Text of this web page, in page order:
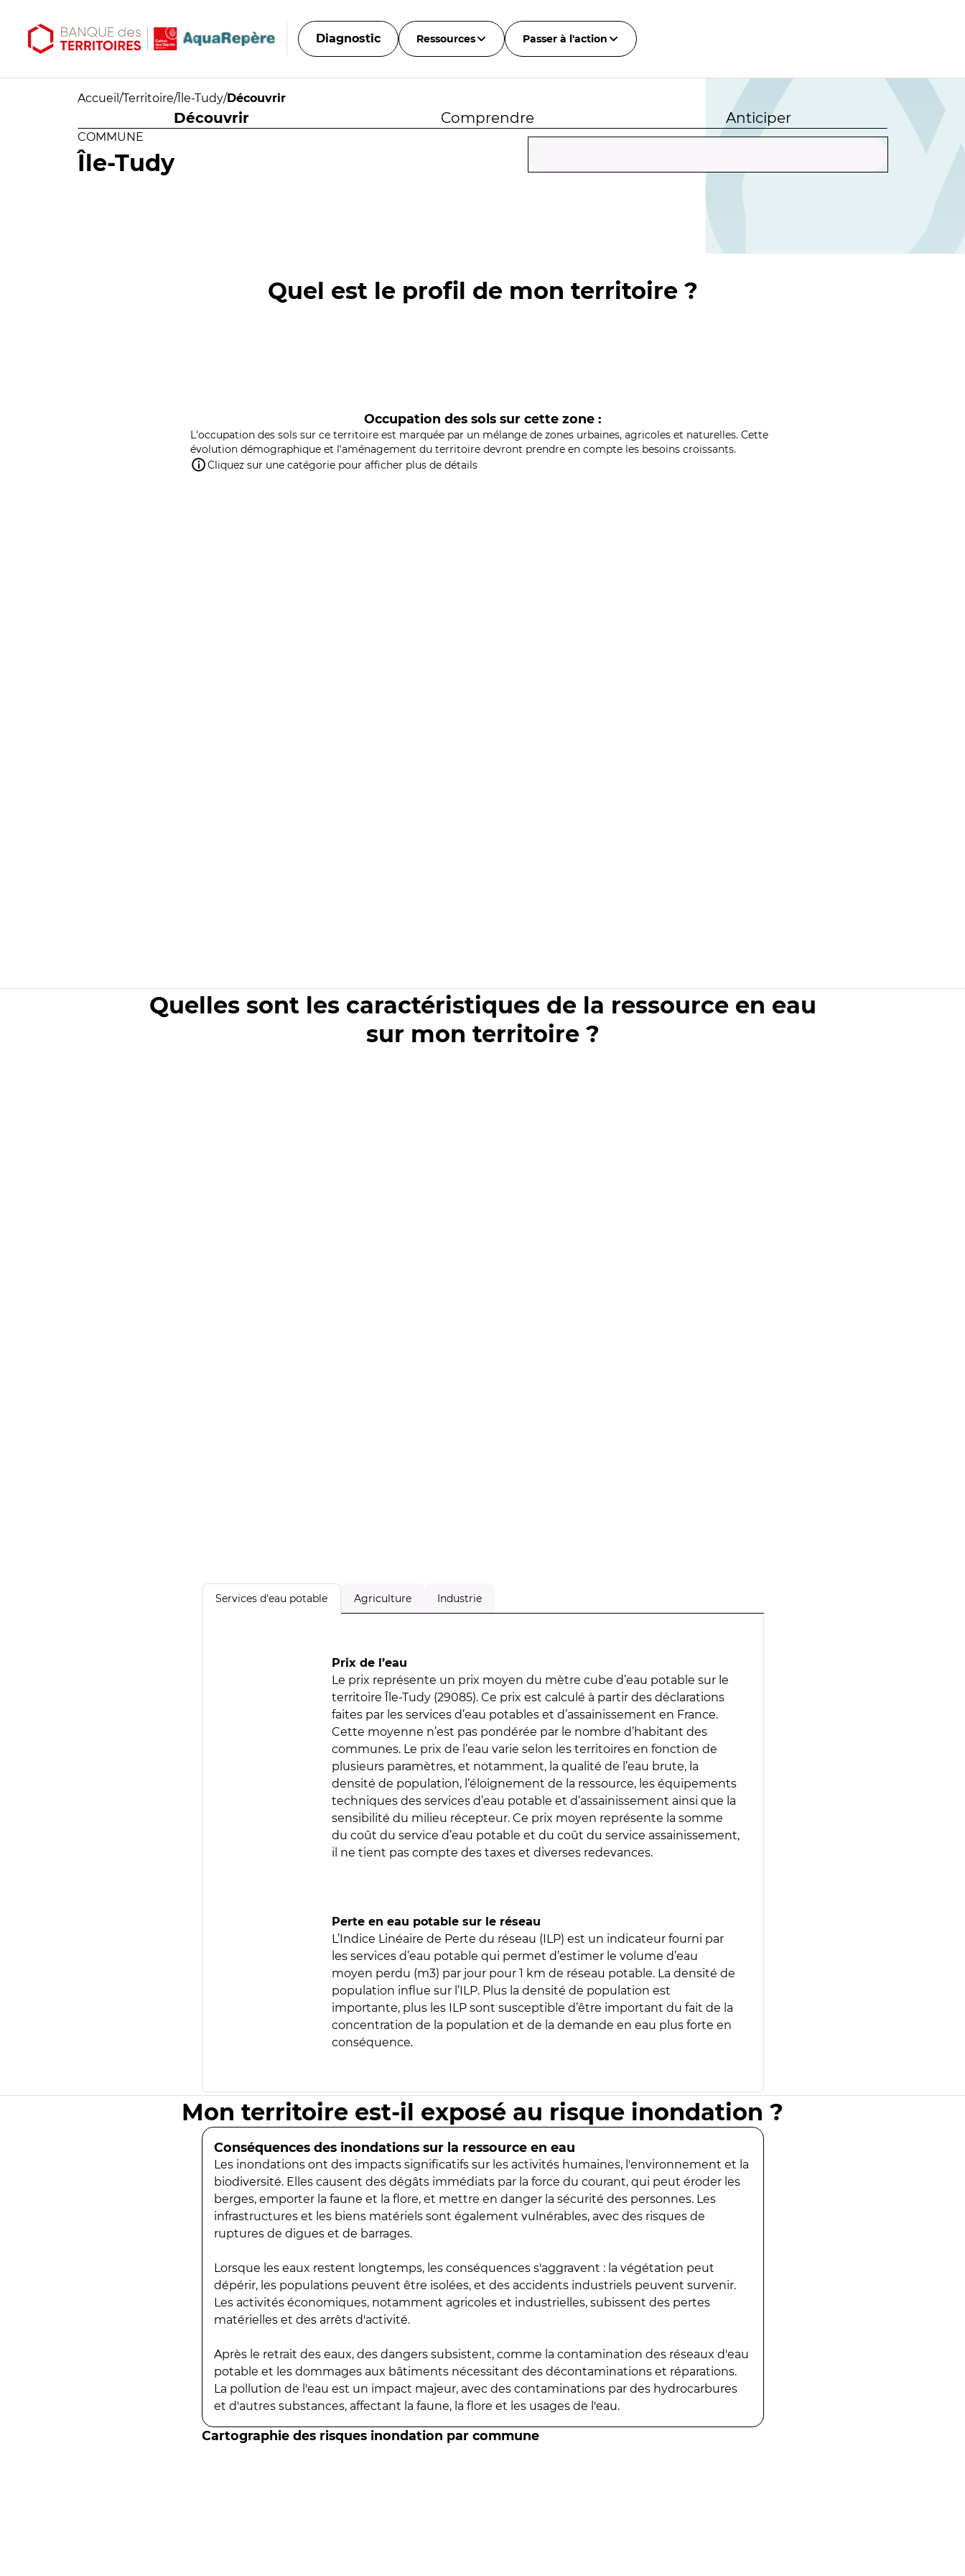
Diagnostic Ressources Passer à l'action
Accueil /Territoire/Île-Tudy/Découvrir
Découvrir Comprendre Anticiper
COMMUNE
Île-Tudy
Quel est le profil de mon territoire ?
Occupation des sols sur cette zone :
L'occupation des sols sur ce territoire est marquée par un mélange de zones urbaines, agricoles et naturelles. Cette
évolution démographique et l'aménagement du territoire devront prendre en compte les besoins croissants.
Cliquez sur une catégorie pour afficher plus de détails
Quelles sont les caractéristiques de la ressource en eau
sur mon territoire ?
Services d'eau potable Agriculture Industrie
Prix de l’eau
Le prix représente un prix moyen du mètre cube d’eau potable sur le
territoire Île-Tudy (29085). Ce prix est calculé à partir des déclarations
faites par les services d’eau potables et d’assainissement en France.
Cette moyenne n’est pas pondérée par le nombre d’habitant des
communes. Le prix de l’eau varie selon les territoires en fonction de
plusieurs paramètres, et notamment, la qualité de l’eau brute, la
densité de population, l’éloignement de la ressource, les équipements
techniques des services d’eau potable et d’assainissement ainsi que la
sensibilité du milieu récepteur. Ce prix moyen représente la somme
du coût du service d’eau potable et du coût du service assainissement,
il ne tient pas compte des taxes et diverses redevances.
Perte en eau potable sur le réseau
L’Indice Linéaire de Perte du réseau (ILP) est un indicateur fourni par
les services d’eau potable qui permet d’estimer le volume d’eau
moyen perdu (m3) par jour pour 1 km de réseau potable. La densité de
population influe sur l’ILP. Plus la densité de population est
importante, plus les ILP sont susceptible d’être important du fait de la
concentration de la population et de la demande en eau plus forte en
conséquence.
Mon territoire est-il exposé au risque inondation ?
Conséquences des inondations sur la ressource en eau
Les inondations ont des impacts significatifs sur les activités humaines, l'environnement et la
biodiversité. Elles causent des dégâts immédiats par la force du courant, qui peut éroder les
berges, emporter la faune et la flore, et mettre en danger la sécurité des personnes. Les
infrastructures et les biens matériels sont également vulnérables, avec des risques de
ruptures de digues et de barrages.
Lorsque les eaux restent longtemps, les conséquences s'aggravent : la végétation peut
dépérir, les populations peuvent être isolées, et des accidents industriels peuvent survenir.
Les activités économiques, notamment agricoles et industrielles, subissent des pertes
matérielles et des arrêts d'activité.
Après le retrait des eaux, des dangers subsistent, comme la contamination des réseaux d'eau
potable et les dommages aux bâtiments nécessitant des décontaminations et réparations.
La pollution de l'eau est un impact majeur, avec des contaminations par des hydrocarbures
et d'autres substances, affectant la faune, la flore et les usages de l'eau.
Cartographie des risques inondation par commune